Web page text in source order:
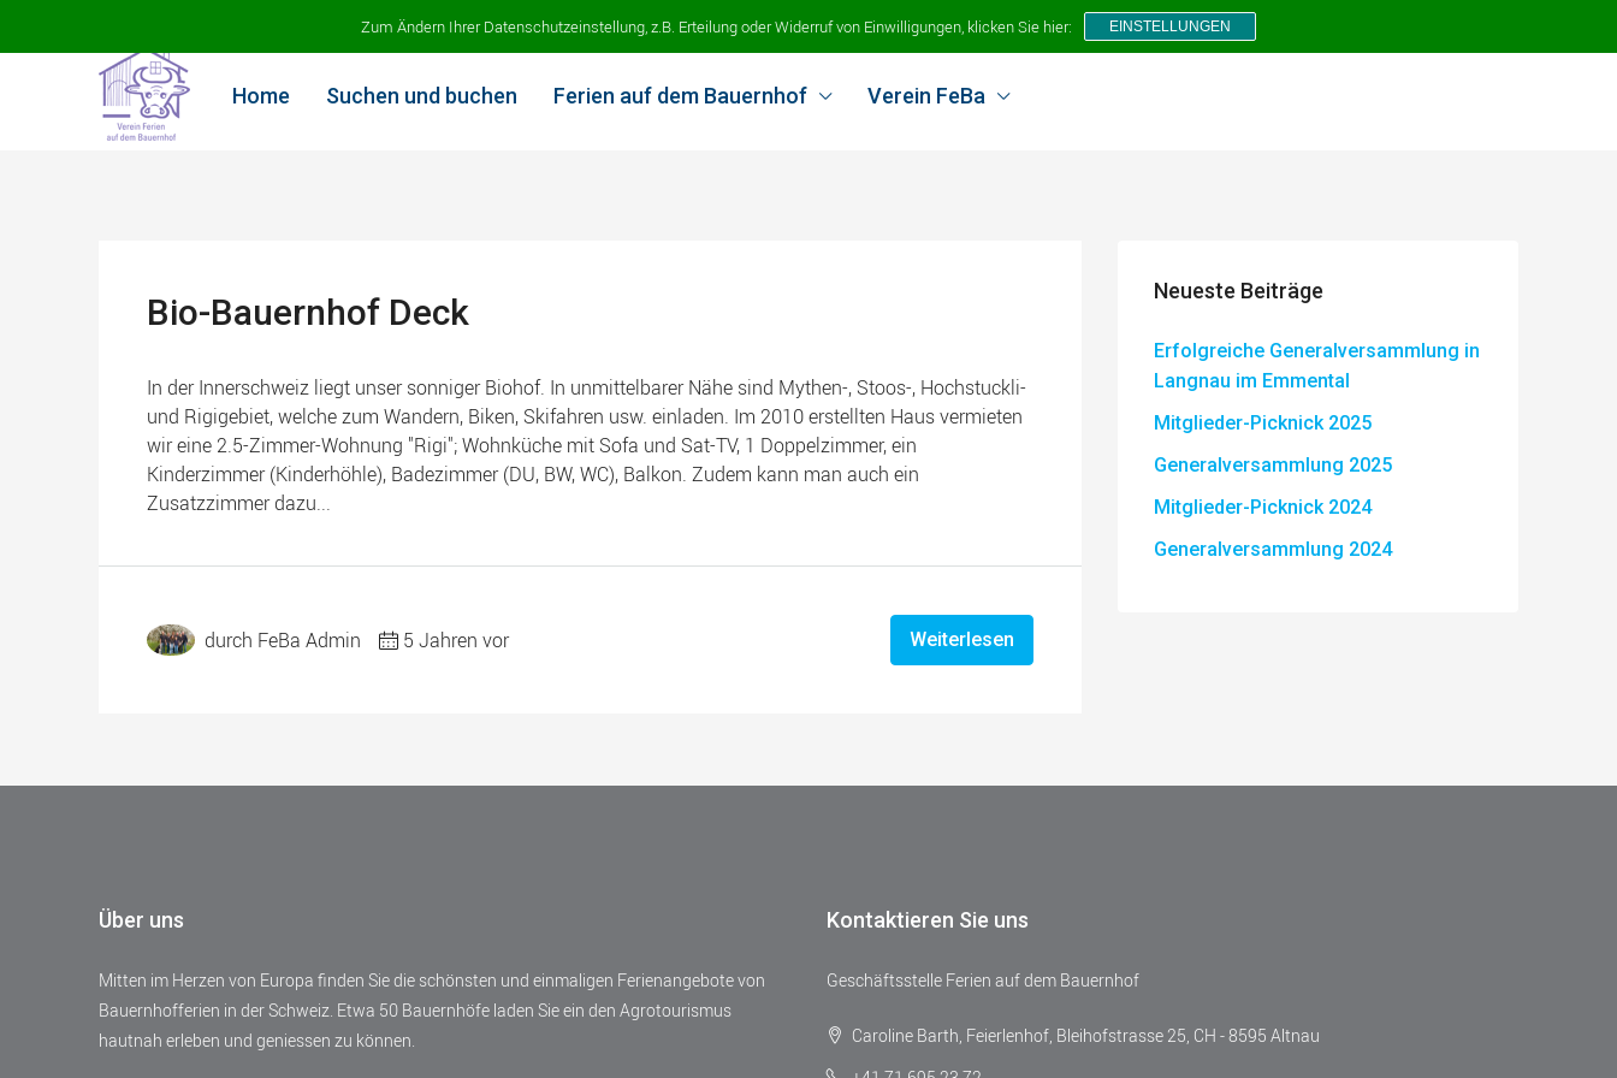
Home Suchen und buchen Ferien auf dem Bauernhof Verein FeBa
Bio-Bauernhof Deck
In der Innerschweiz liegt unser sonniger Biohof. In unmittelbarer Nähe sind Mythen-, Stoos-, Hochstuckli-
und Rigigebiet, welche zum Wandern, Biken, Skifahren usw. einladen. Im 2010 erstellten Haus vermieten
wir eine 2.5-Zimmer-Wohnung "Rigi"; Wohnküche mit Sofa und Sat-TV, 1 Doppelzimmer, ein
Kinderzimmer (Kinderhöhle), Badezimmer (DU, BW, WC), Balkon. Zudem kann man auch ein
Zusatzzimmer dazu...
durch FeBa Admin 5 Jahren vor Weiterlesen
Neueste Beiträge
Erfolgreiche Generalversammlung in
Langnau im Emmental
Mitglieder-Picknick 2025
Generalversammlung 2025
Mitglieder-Picknick 2024
Generalversammlung 2024
Über uns
Mitten im Herzen von Europa finden Sie die schönsten und einmaligen Ferienangebote von
Bauernhofferien in der Schweiz. Etwa 50 Bauernhöfe laden Sie ein den Agrotourismus
hautnah erleben und geniessen zu können.
Kontaktieren Sie uns
Geschäftsstelle Ferien auf dem Bauernhof
Caroline Barth, Feierlenhof, Bleihofstrasse 25, CH - 8595 Altnau
Zum Ändern Ihrer Datenschutzeinstellung, z.B. Erteilung oder Widerruf von Einwilligungen, klicken Sie hier: EINSTELLUNGEN